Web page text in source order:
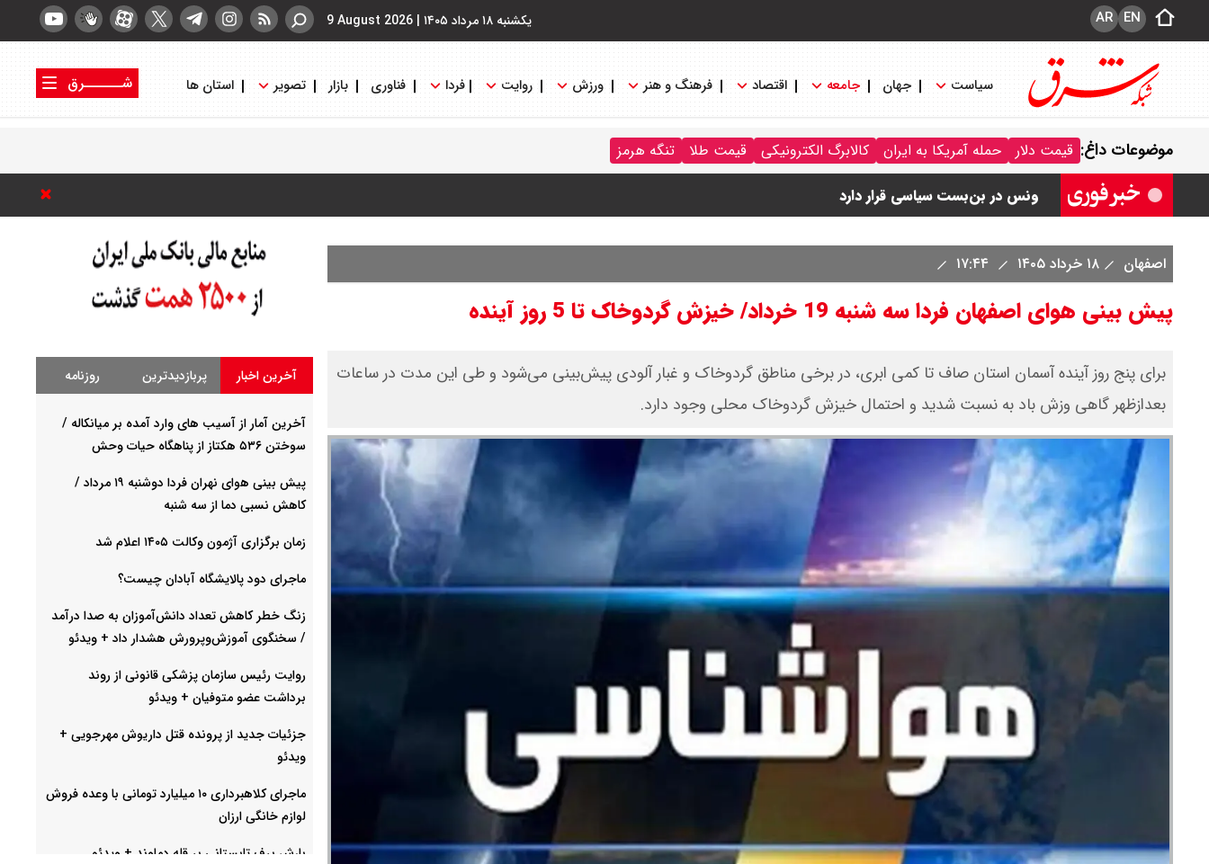
یکشنبه ۱۸ مرداد ۱۴۰۵ |
9 August 2026 EN
AR
سیاست جهان جامعه اقتصاد فرهنگ و هنر ورزش روایت فردا فناوری بازار تصویر استان ها
شــــــرق
موضوعات داغ: قیمت دلار حمله آمریکا به ایران کالابرگ الکترونیکی قیمت طلا تنگه هرمز
رهبر انقلاب با مسعود پزشکیان دیدار کرد / درباره مشکلات کشور و تعامل اقتصادی با طرفهای خارجی گفتگو شد
امیر جهانشاهی: پای نظامی آمریکایی به ایران باز شود آن را قطع می‌کنیم + ویدیو
ونس در بن‌بست سیاسی قرار دارد
حمله انصارالله یمن به بندر «المخا»
اصفهان ۱۸ خرداد ۱۴۰۵
پیش بینی هوای اصفهان فردا سه شنبه 19 خرداد/ خیزش گردوخاک تا 5 روز آینده
برای پنج روز آینده آسمان استان صاف تا کمی ابری، در برخی مناطق گردوخاک و غبار آلودی پیش‌بینی می‌شود و طی این مدت در ساعات
بعدازظهر گاهی وزش باد به نسبت شدید و احتمال خیزش گردوخاک محلی وجود دارد.
آخرین اخبار پربازدیدترین روزنامه
آخرین آمار از آسیب های وارد آمده بر میانکاله /
سوختن ۵۳۶ هکتاز از پناهگاه حیات وحش
پیش بینی هوای نهران فردا دوشنبه ۱۹ مرداد /
کاهش نسبی دما از سه شنبه
زمان برگزاری آژمون وکالت ۱۴۰۵ اعلام شد
ماجرای دود پالایشگاه آبادان چیست؟
زنگ خطر کاهش تعداد دانش‌آموزان به صدا درآمد
/ سخنگوی آموزش‌وپرورش هشدار داد +‌ ویدئو
روایت رئیس سازمان پزشکی قانونی از روند
برداشت عضو متوفیان + ویدئو
جزئیات جدید از پرونده قتل داریوش مهرجویی +
ویدئو
ماجرای کلاهبرداری ۱۰ میلیارد تومانی با وعده فروش
لوازم خانگی ارزان
بارش برف تابستانی بر قله دماوند + ویدئو